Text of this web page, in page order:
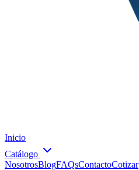
Inicio
Catálogo
NosotrosBlogFAQsContactoCotizar